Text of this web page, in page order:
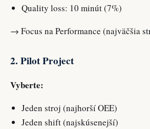
Quality loss: 10 minút (7%)
→ Focus na Performance (najväčšia
2. Pilot Project
Vyberte:
Jeden stroj (najhorší OEE)
Jeden shift (najskúsenejší)